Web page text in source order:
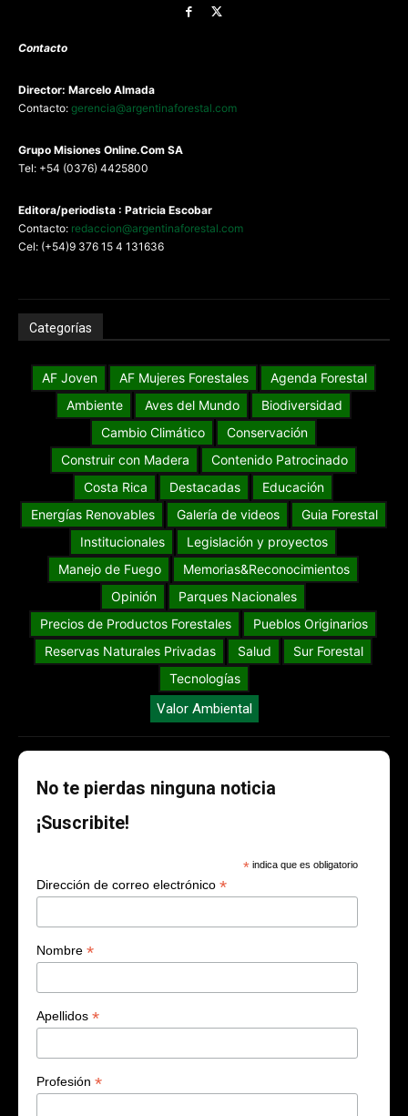
Contacto
Director: Marcelo Almada
Contacto: gerencia@argentinaforestal.com
Grupo Misiones Online.Com SA
Tel: +54 (0376) 4425800
Editora/periodista : Patricia Escobar
Contacto: redaccion@argentinaforestal.com
Cel: (+54)9 376 15 4 131636
Categorías
AF Joven AF Mujeres Forestales
Agenda Forestal
Ambiente
Aves del Mundo
Biodiversidad
Cambio Climático
Conservación
Construir con Madera
Contenido Patrocinado
Costa Rica
Destacadas
Educación
Energías Renovables
Galería de videos
Guia Forestal
Institucionales
Legislación y proyectos
Manejo de Fuego
Memorias&Reconocimientos
Opinión
Parques Nacionales
Precios de Productos Forestales
Pueblos Originarios
Reservas Naturales Privadas
Salud
Sur Forestal
Tecnologías
Valor Ambiental
No te pierdas ninguna noticia
¡Suscribite!
* indica que es obligatorio
Dirección de correo electrónico *
Nombre *
Apellidos *
Profesión *